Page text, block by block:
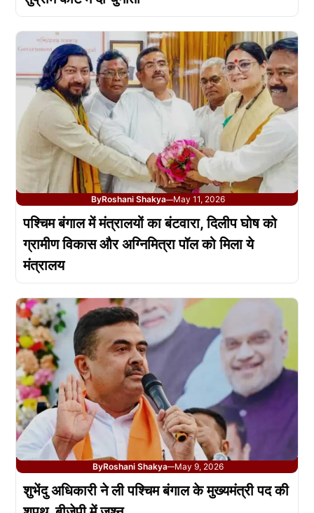
ByRoshani Shakya—May 11, 2026
पश्चिम बंगाल में मंत्रालयों का बंटवारा, दिलीप घोष को
ग्रामीण विकास और अग्निमित्रा पॉल को मिला ये
मंत्रालय
ByRoshani Shakya—May 9, 2026
शुभेंदु अधिकारी ने ली पश्चिम बंगाल के मुख्यमंत्री पद की